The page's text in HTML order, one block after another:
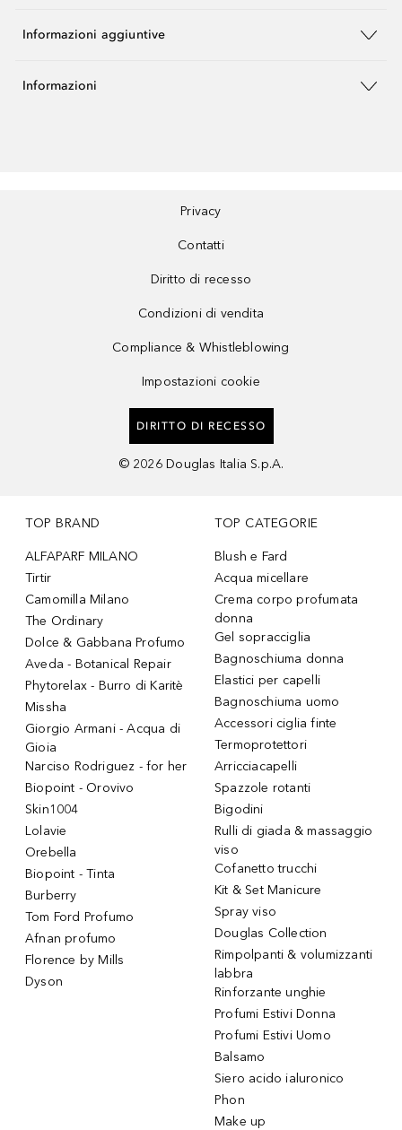
Informazioni aggiuntive
Informazioni
Privacy
Contatti
Diritto di recesso
Condizioni di vendita
Compliance & Whistleblowing
Impostazioni cookie
DIRITTO DI RECESSO
© 2026 Douglas Italia S.p.A.
TOP BRAND
ALFAPARF MILANO
Tirtir
Camomilla Milano
The Ordinary
Dolce & Gabbana Profumo
Aveda - Botanical Repair
Phytorelax - Burro di Karitè
Missha
Giorgio Armani - Acqua di
Gioia
Narciso Rodriguez - for her
Biopoint - Orovivo
Skin1004
Lolavie
Orebella
Biopoint - Tinta
Burberry
Tom Ford Profumo
Afnan profumo
Florence by Mills
Dyson
TOP CATEGORIE
Blush e Fard
Acqua micellare
Crema corpo profumata
donna
Gel sopracciglia
Bagnoschiuma donna
Elastici per capelli
Bagnoschiuma uomo
Accessori ciglia finte
Termoprotettori
Arricciacapelli
Spazzole rotanti
Bigodini
Rulli di giada & massaggio
viso
Cofanetto trucchi
Kit & Set Manicure
Spray viso
Douglas Collection
Rimpolpanti & volumizzanti
labbra
Rinforzante unghie
Profumi Estivi Donna
Profumi Estivi Uomo
Balsamo
Siero acido ialuronico
Phon
Make up